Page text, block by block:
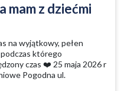
z dziećmi
na wyjątkowy, pełen
którego
czas ❤️ 25 maja 2026 r
Pogodna ul.